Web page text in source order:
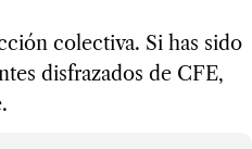
colectiva. Si has sido
disfrazados de CFE,